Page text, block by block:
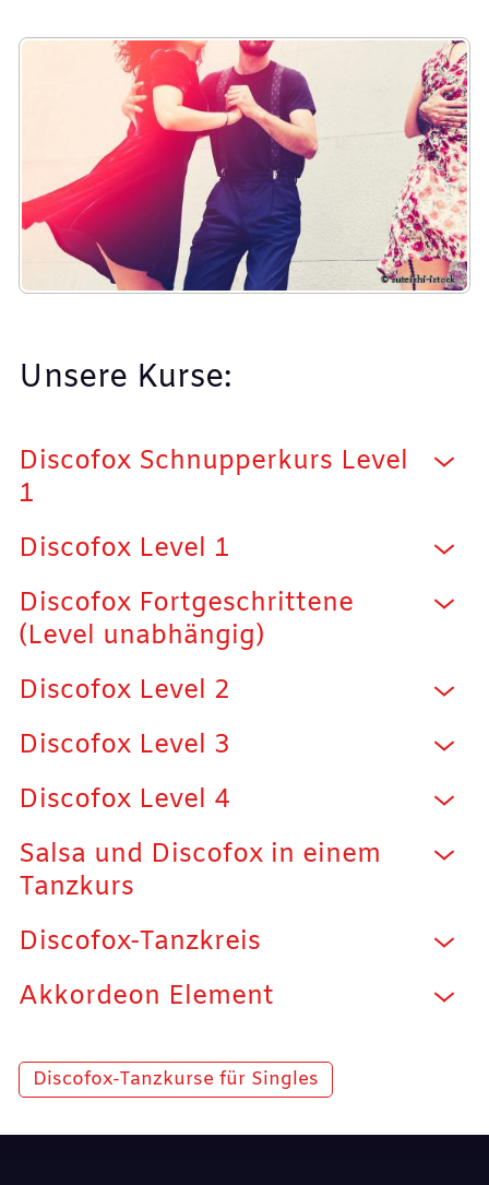
Unsere Kurse:
Discofox Schnupperkurs Level
1
Discofox Level 1
Discofox Fortgeschrittene
(Level unabhängig)
Discofox Level 2
Discofox Level 3
Discofox Level 4
Salsa und Discofox in einem
Tanzkurs
Discofox-Tanzkreis
Akkordeon Element
Discofox-Tanzkurse für Singles